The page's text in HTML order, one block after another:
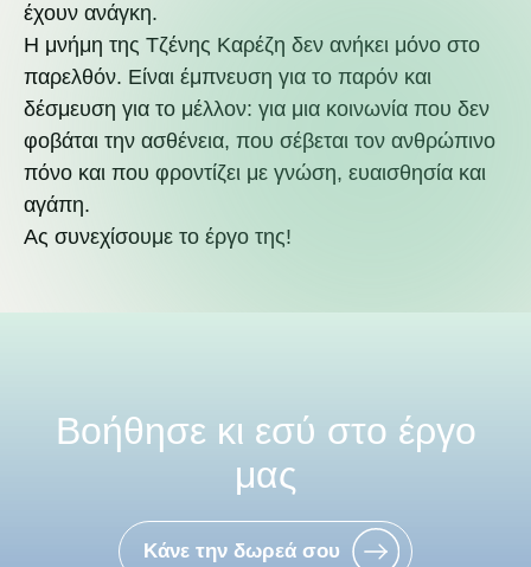
έχουν ανάγκη.
Η μνήμη της Τζένης Καρέζη δεν ανήκει μόνο στο
παρελθόν. Είναι έμπνευση για το παρόν και
δέσμευση για το μέλλον: για μια κοινωνία που δεν
φοβάται την ασθένεια, που σέβεται τον ανθρώπινο
πόνο και που φροντίζει με γνώση, ευαισθησία και
αγάπη.
Ας συνεχίσουμε το έργο της!
Βοήθησε κι εσύ στο έργο
μας
Κάνε την δωρεά σου